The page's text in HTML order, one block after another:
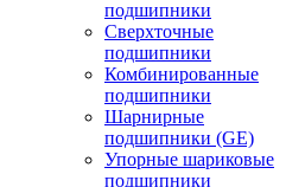
подшипники
Сверхточные
подшипники
Комбинированные
подшипники
Шарнирные
подшипники (GE)
Упорные шариковые
подшипники